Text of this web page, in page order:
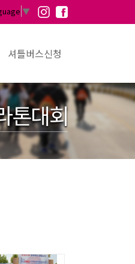
▼
셔틀버스신청
톤대회